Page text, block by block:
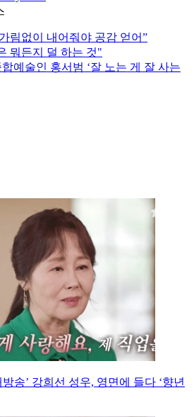
림없이 내어줘야 공감 얻어”
뭐든지 덜 하는 것"
예술인 홍서범 ‘잘 노는 게 잘 사는
송’ 강희선 성우, 영면에 들다 ‘향년